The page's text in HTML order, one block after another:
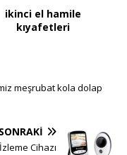
ikinci el hamile
kıyafetleri
meşrubat kola dolap
SONRAKI
Cihazı